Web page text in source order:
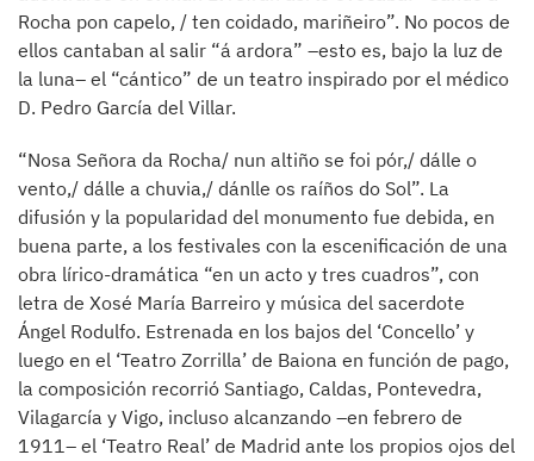
Rocha pon capelo, / ten coidado, mariñeiro”. No pocos de
ellos cantaban al salir “á ardora” –esto es, bajo la luz de
la luna– el “cántico” de un teatro inspirado por el médico
D. Pedro García del Villar.
“Nosa Señora da Rocha/ nun altiño se foi pór,/ dálle o
vento,/ dálle a chuvia,/ dánlle os raíños do Sol”. La
difusión y la popularidad del monumento fue debida, en
buena parte, a los festivales con la escenificación de una
obra lírico-dramática “en un acto y tres cuadros”, con
letra de Xosé María Barreiro y música del sacerdote
Ángel Rodulfo. Estrenada en los bajos del ‘Concello’ y
luego en el ‘Teatro Zorrilla’ de Baiona en función de pago,
la composición recorrió Santiago, Caldas, Pontevedra,
Vilagarcía y Vigo, incluso alcanzando –en febrero de
1911– el ‘Teatro Real’ de Madrid ante los propios ojos del